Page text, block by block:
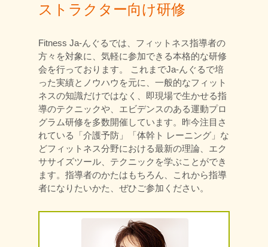
ストラクター向け研修
Fitness Ja-んぐるでは、フィットネス指導者の
方々を対象に、気軽に参加できる本格的な研修
会を行っております。 これまでJa-んぐるで培
った実績とノウハウを元に、一般的なフィット
ネスの知識だけではなく、即現場で生かせる指
導のテクニックや、エビデンスのある運動プロ
グラム研修を多数開催しています。昨今注目さ
れている「介護予防」「体幹ト レーニング」な
どフィットネス分野における最新の理論、エク
ササイズツール、テクニックを学ぶことができ
ます。指導者のかたはもちろん、これから指導
者になりたいかた、ぜひご参加ください。